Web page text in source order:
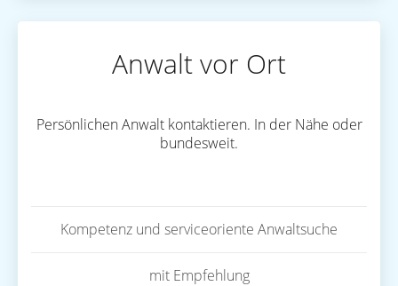
Anwalt vor Ort
Persönlichen Anwalt kontaktieren. In der Nähe oder
bundesweit.
Kompetenz und serviceoriente Anwaltsuche
mit Empfehlung